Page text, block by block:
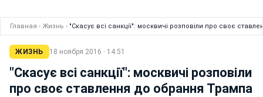
Главная › Жизнь › "Скасує всі санкції": москвичі розповіли про своє
ЖИЗНЬ 18 ноября 2016 · 14:51
"Скасує всі санкції": москвичі розповіли
про своє ставлення до обрання Трампа